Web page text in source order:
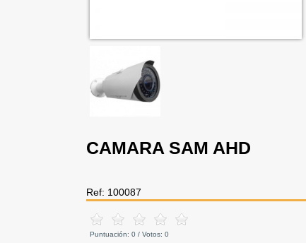
CAMARA SAM AHD
Ref: 100087
Puntuación: 0 / Votos: 0